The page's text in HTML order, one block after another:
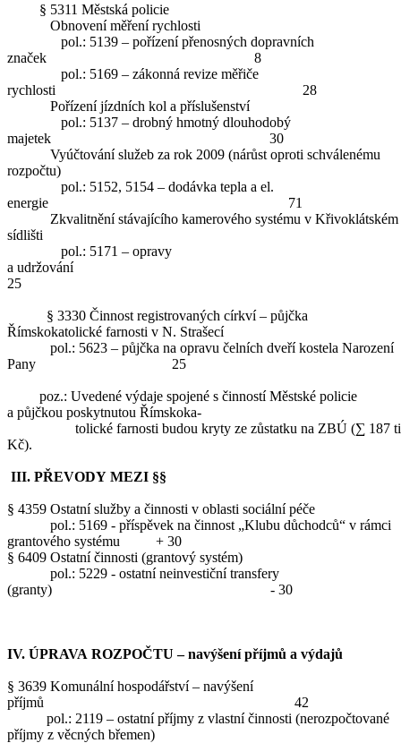
§ 5311 Městská policie
Obnovení měření rychlosti
pol.: 5139 – pořízení přenosných dopravních
značek 8
pol.: 5169 – zákonná revize měřiče
rychlosti 28
Pořízení jízdních kol a příslušenství
pol.: 5137 – drobný hmotný dlouhodobý
majetek 30
Vyúčtování služeb za rok 2009 (nárůst oproti schválenému
rozpočtu)
pol.: 5152, 5154 – dodávka tepla a el.
energie 71
Zkvalitnění stávajícího kamerového systému v Křivoklátském
sídlišti
pol.: 5171 – opravy
a udržování
25
§ 3330 Činnost registrovaných církví – půjčka
Římskokatolické farnosti v N. Strašecí
pol.: 5623 – půjčka na opravu čelních dveří kostela Narození
Pany 25
poz.: Uvedené výdaje spojené s činností Městské policie
a půjčkou poskytnutou Římskoka-
tolické farnosti budou kryty ze zůstatku na ZBÚ (∑ 187
Kč).
III. PŘEVODY MEZI §§
§ 4359 Ostatní služby a činnosti v oblasti sociální péče
pol.: 5169 - příspěvek na činnost „Klubu důchodců“ v rámci
grantového systému + 30
§ 6409 Ostatní činnosti (grantový systém)
pol.: 5229 - ostatní neinvestiční transfery
(granty) - 30
IV. ÚPRAVA ROZPOČTU – navýšení příjmů a výdajů
§ 3639 Komunální hospodářství – navýšení
příjmů 42
pol.: 2119 – ostatní příjmy z vlastní činnosti (nerozpočtované
příjmy z věcných břemen)